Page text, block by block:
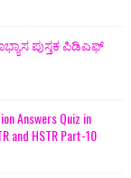
ಪುಸ್ತಕ ಪಿಡಿಎಫ್
Answers Quiz in
and HSTR Part-10